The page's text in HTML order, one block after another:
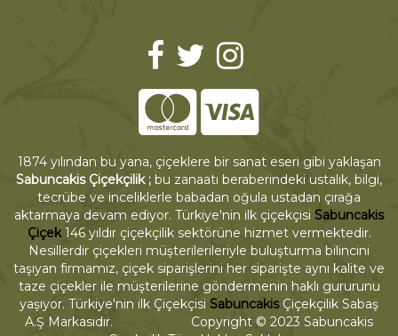
1874 yılından bu yana, çiçeklere bir sanat eseri gibi yaklaşan
Sabuncakis Çiçekçilik ; bu zanaatı beraberindeki ustalık, bilgi,
tecrübe ve inceliklerle babadan oğula ustadan çırağa
aktarmaya devam ediyor. Türkiye'nin ilk çiçekçisi Sabuncakis
Çiçek146 yıldır çiçekçilik sektörüne hizmet vermektedir.
Nesillerdir çiçekleri müşterilerileriyle buluşturma bilincini
taşıyan firmamız, çiçek siparişlerini her siparişte aynı kalite ve
taze çiçekler ile müşterilerine göndermenin haklı gururunu
yaşıyor. Türkiye'nin ilk Çiçekçisi SabuncakisÇiçekçilik Sabaş
A.Ş Markasıdır. Copyright © 2023 Sabuncakis